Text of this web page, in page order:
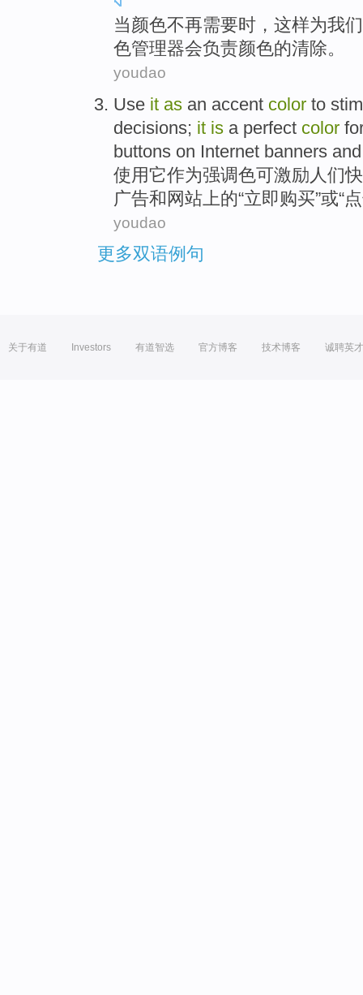
当颜色不再需要时， 这样为我们
色管理器会负责颜色的清除。
youdao
Use it as an accent color to
decisions; it is a perfect color
buttons on Internet banners and
使用它作为强调色可激励 人们
广告和网站上的“立即购买”或“
youdao
更多双语例句
关于有道 Investors 有道智选 官方博客 技术博客 诚聘英才